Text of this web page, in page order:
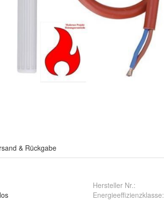
& Rückgabe
Hersteller Nr.:
Energieeffizienzklasse: